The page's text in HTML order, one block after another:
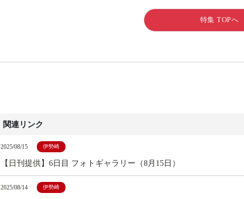
特集 TOPへ
関連リンク
2025/08/15 伊勢崎
【日刊提供】6日目 フォトギャラリー（8月15日）
2025/08/14 伊勢崎